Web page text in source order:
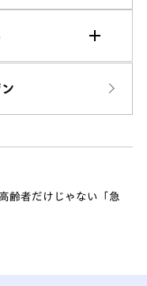
齢者だけじゃない「急